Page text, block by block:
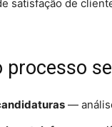
satisfação de
processo
—